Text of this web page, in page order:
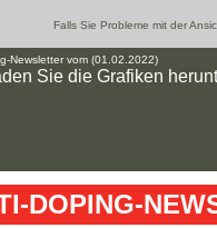
Falls Sie Probleme mit der
Newsletter vom (01.02.2022)
DOPING-